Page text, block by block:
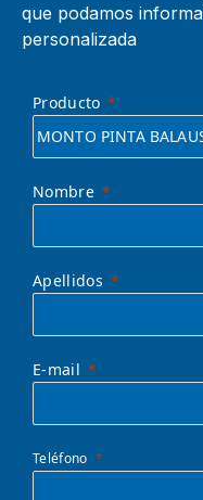
que podamos
personalizada
Producto
Nombre
Apellidos
E-mail
Teléfono